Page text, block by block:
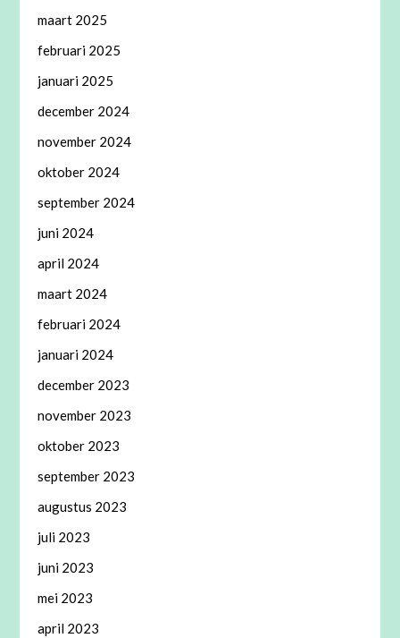
maart 2025
februari 2025
januari 2025
december 2024
november 2024
oktober 2024
september 2024
juni 2024
april 2024
maart 2024
februari 2024
januari 2024
december 2023
november 2023
oktober 2023
september 2023
augustus 2023
juli 2023
juni 2023
mei 2023
april 2023